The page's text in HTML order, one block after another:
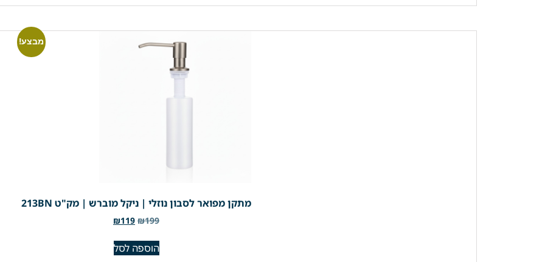
מבצע!
מתקן מפואר לסבון נוזלי | ניקל מוברש | מק"ט 213BN
₪199
₪119
הוספה לסל